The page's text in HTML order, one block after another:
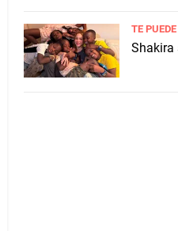
TE
Shakira